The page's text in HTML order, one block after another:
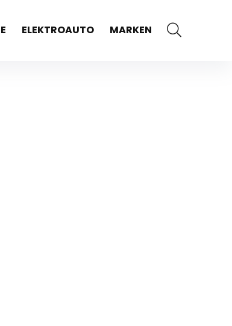
ELEKTROAUTO MARKEN